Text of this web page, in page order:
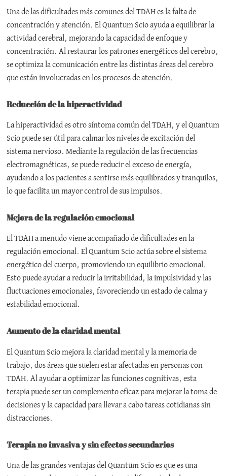
Una de las dificultades más comunes del TDAH es la falta de
concentración y atención. El Quantum Scio ayuda a equilibrar la
actividad cerebral, mejorando la capacidad de enfoque y
concentración. Al restaurar los patrones energéticos del cerebro,
se optimiza la comunicación entre las distintas áreas del cerebro
que están involucradas en los procesos de atención.
Reducción de la hiperactividad
La hiperactividad es otro síntoma común del TDAH, y el Quantum
Scio puede ser útil para calmar los niveles de excitación del
sistema nervioso. Mediante la regulación de las frecuencias
electromagnéticas, se puede reducir el exceso de energía,
ayudando a los pacientes a sentirse más equilibrados y tranquilos,
lo que facilita un mayor control de sus impulsos.
Mejora de la regulación emocional
El TDAH a menudo viene acompañado de dificultades en la
regulación emocional. El Quantum Scio actúa sobre el sistema
energético del cuerpo, promoviendo un equilibrio emocional.
Esto puede ayudar a reducir la irritabilidad, la impulsividad y las
fluctuaciones emocionales, favoreciendo un estado de calma y
estabilidad emocional.
Aumento de la claridad mental
El Quantum Scio mejora la claridad mental y la memoria de
trabajo, dos áreas que suelen estar afectadas en personas con
TDAH. Al ayudar a optimizar las funciones cognitivas, esta
terapia puede ser un complemento eficaz para mejorar la toma de
decisiones y la capacidad para llevar a cabo tareas cotidianas sin
distracciones.
Terapia no invasiva y sin efectos secundarios
Una de las grandes ventajas del Quantum Scio es que es una